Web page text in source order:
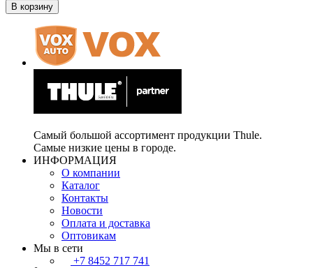
В корзину
Самый большой ассортимент продукции Thule.
Самые низкие цены в городе.
ИНФОРМАЦИЯ
О компании
Каталог
Контакты
Новости
Оплата и доставка
Оптовикам
Мы в сети
+7 8452 717 741